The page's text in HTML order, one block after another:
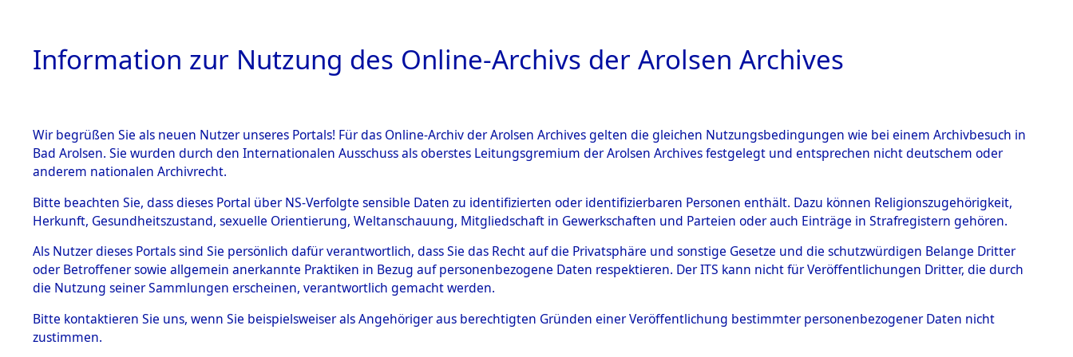
HOME BESTANDSBESCHREIBUNG ARCHIVALE ÜBERSICHT BILD
BESTÄNDE
Inhaftierungsdoku
mente
5. Verschiedenes
Todesmärsche
5.3.1 Alliierte
Ermittlungen zu den Orten Mönchkröttendorf - Nützen→0003
(84600260)→0130 (84600390)
0130 (84600390)
Information zur Nutzung des Online-Archivs der Arolsen Archives
Wir begrüßen Sie als neuen Nutzer unseres Portals! Für das Online-Archiv der Arolsen Archives gelten die gleichen Nutzungsbedingungen wie bei einem Archivbesuch in
Bad Arolsen. Sie wurden durch den Internationalen Ausschuss als oberstes Leitungsgremium der Arolsen Archives festgelegt und entsprechen nicht deutschem oder
anderem nationalen Archivrecht.
Bitte beachten Sie, dass dieses Portal über NS-Verfolgte sensible Daten zu identifizierten oder identifizierbaren Personen enthält. Dazu können Religionszugehörigkeit,
Herkunft, Gesundheitszustand, sexuelle Orientierung, Weltanschauung, Mitgliedschaft in Gewerkschaften und Parteien oder auch Einträge in Strafregistern gehören.
Als Nutzer dieses Portals sind Sie persönlich dafür verantwortlich, dass Sie das Recht auf die Privatsphäre und sonstige Gesetze und die schutzwürdigen Belange Dritter
oder Betroffener sowie allgemein anerkannte Praktiken in Bezug auf personenbezogene Daten respektieren. Der ITS kann nicht für Veröffentlichungen Dritter, die durch
die Nutzung seiner Sammlungen erscheinen, verantwortlich gemacht werden.
Bitte kontaktieren Sie uns, wenn Sie beispielsweiser als Angehöriger aus berechtigten Gründen einer Veröffentlichung bestimmter personenbezogener Daten nicht
zustimmen.